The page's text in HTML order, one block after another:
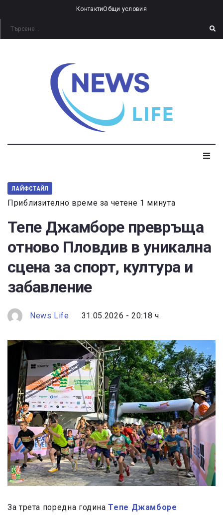
КонтактиОбщи условия
ЛАЙФСТАЙЛ
Приблизително време за четене 1 минута
Тепе Джамборе превръща
отново Пловдив в уникална
сцена за спорт, култура и
забавление
News Life 31.05.2026 - 20:18 ч.
За трета поредна годинаТепе Джамборе